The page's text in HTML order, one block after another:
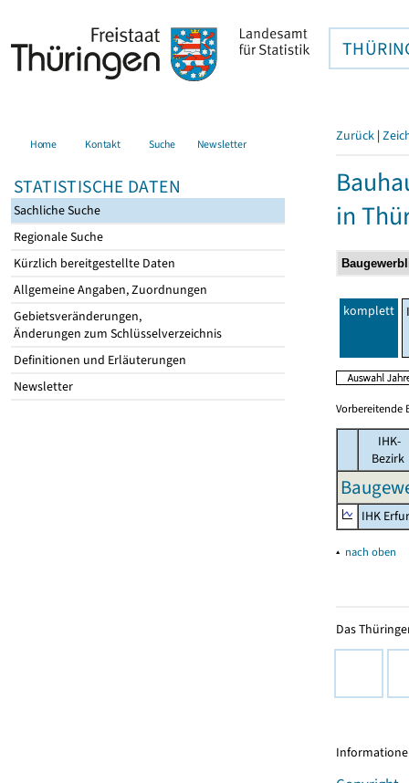
Home Kontakt Suche Newsletter
STATISTISCHE DATEN
Sachliche Suche
Regionale Suche
Kürzlich bereitgestellte Daten
Allgemeine Angaben, Zuordnungen
Gebietsveränderungen,
Änderungen zum Schlüsselverzeichnis
Definitionen und Erläuterungen
Newsletter
Zurück |
in
komplett
Vorbereitende
IHK-
Bezirk
IHK
▴ nach oben
Das